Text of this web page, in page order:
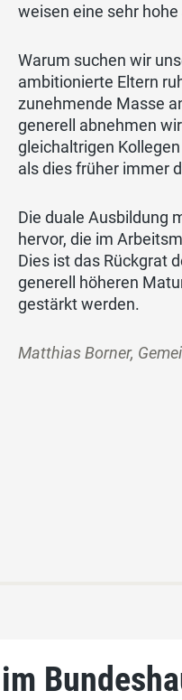
weisen eine sehr
Warum suchen wir
ambitionierte Eltern
zunehmende Masse
generell abnehmen
gleichaltrigen
als dies früher immer
Die duale Ausbildung
hervor, die im
Dies ist das Rückgrat
generell höheren
gestärkt werden.
Matthias Borner,